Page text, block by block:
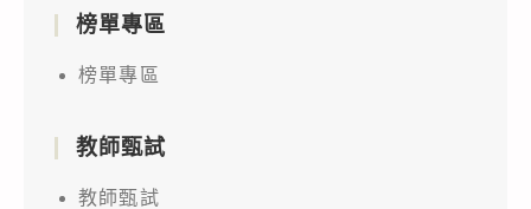
榜單專區
榜單專區
教師甄試
教師甄試